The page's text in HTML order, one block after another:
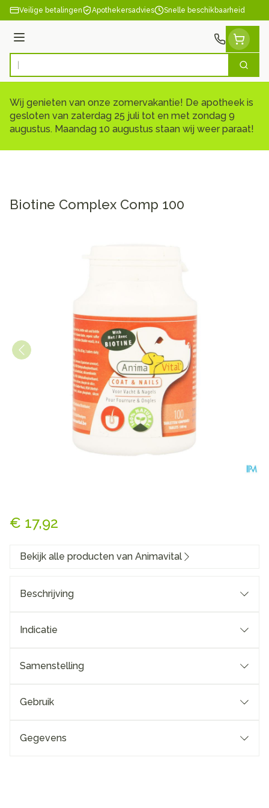
Ga naar de inhoud
Veilige betalingen Apothekersadvies Snelle beschikbaarheid
Menu
Product, merk, categorie... Zoek
Wij genieten van onze zomervakantie! De apotheek is
gesloten van zaterdag 25 juli tot en met zondag 9
augustus. Maandag 10 augustus staan wij weer paraat!
Biotine Complex Comp 100
€ 17,92
Bekijk alle producten van Animavital
Beschrijving
Indicatie
Samenstelling
Gebruik
Gegevens